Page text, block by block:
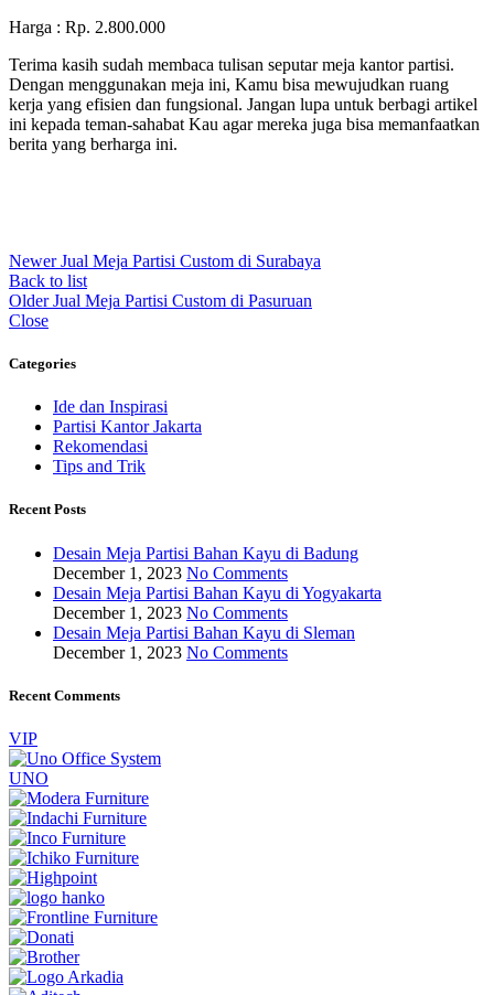
Harga : Rp. 2.800.000
Terima kasih sudah membaca tulisan seputar meja kantor partisi.
Dengan menggunakan meja ini, Kamu bisa mewujudkan ruang
kerja yang efisien dan fungsional. Jangan lupa untuk berbagi artikel
ini kepada teman-sahabat Kau agar mereka juga bisa memanfaatkan
berita yang berharga ini.
Newer Jual Meja Partisi Custom di Surabaya
Back to list
Older Jual Meja Partisi Custom di Pasuruan
Close
Categories
Ide dan Inspirasi
Partisi Kantor Jakarta
Rekomendasi
Tips and Trik
Recent Posts
Desain Meja Partisi Bahan Kayu di Badung
December 1, 2023 No Comments
Desain Meja Partisi Bahan Kayu di Yogyakarta
December 1, 2023 No Comments
Desain Meja Partisi Bahan Kayu di Sleman
December 1, 2023 No Comments
Recent Comments
VIP
UNO